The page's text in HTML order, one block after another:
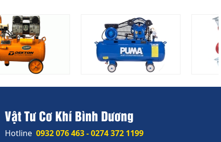
Vật Tư Cơ Khí Bình Dương
Hotline 0932 076 463 - 0274 372 1199